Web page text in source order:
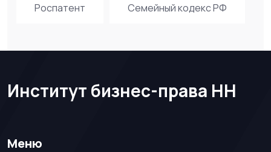
Роспатент Семейный кодекс РФ
Институт бизнес-права НН
Меню